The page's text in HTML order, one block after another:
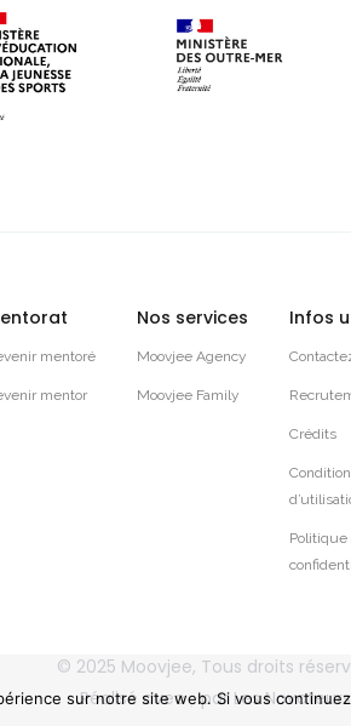
mentoré
mentor
Nos services
Moovjee Agency
Moovjee Family
Infos
Crédits
Politique
© 2025 Moovjee, Tous droits
Réalisé avec par Les Novateurs
sur notre site web. Si vous